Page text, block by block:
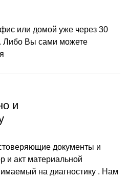
или домой уже через 30
Либо Вы сами можете
и
документы и
и акт материальной
на диагностику . Нам